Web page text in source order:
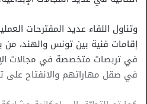
وتناول اللقاء عديد المقترحات
إقامات فنية بين تونس والهند،
في تربصات متخصصة في مجالات
في صقل مهاراتهم والانفتاح على